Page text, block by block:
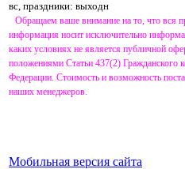
вс, праздники: выходн
Обращаем ваше внимание на то, что вся
информация носит исключительно
каких условиях не является публичной
положениями Статьи 437(2) Гражданского
Федерации. Стоимость и возможность
наших менеджеров.
Мобильная версия сайта